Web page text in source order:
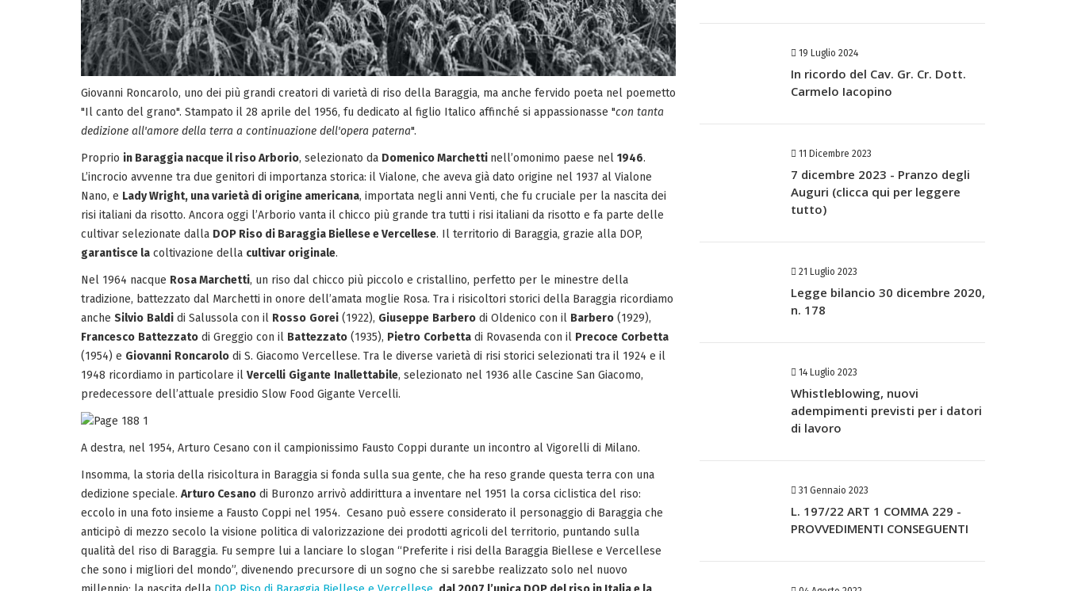
Giovanni Roncarolo, uno dei più grandi creatori di varietà di riso della Baraggia, ma anche fervido poeta nel poemetto
"Il canto del grano". Stampato il 28 aprile del 1956, fu dedicato al figlio Italico affinché si appassionasse "con tanta
dedizione all'amore della terra a continuazione dell'opera paterna".
Proprio in Baraggia nacque il riso Arborio, selezionato da Domenico Marchetti nell’omonimo paese nel 1946.
L’incrocio avvenne tra due genitori di importanza storica: il Vialone, che aveva già dato origine nel 1937 al Vialone
Nano, e Lady Wright, una varietà di origine americana, importata negli anni Venti, che fu cruciale per la nascita dei
risi italiani da risotto. Ancora oggi l’Arborio vanta il chicco più grande tra tutti i risi italiani da risotto e fa parte delle
cultivar selezionate dalla DOP Riso di Baraggia Biellese e Vercellese. Il territorio di Baraggia, grazie alla DOP,
garantisce la coltivazione della cultivar originale.
Nel 1964 nacque Rosa Marchetti, un riso dal chicco più piccolo e cristallino, perfetto per le minestre della
tradizione, battezzato dal Marchetti in onore dell’amata moglie Rosa. Tra i risicoltori storici della Baraggia ricordiamo
anche Silvio Baldi di Salussola con il Rosso Gorei (1922), Giuseppe Barbero di Oldenico con il Barbero (1929),
Francesco Battezzato di Greggio con il Battezzato (1935), Pietro Corbetta di Rovasenda con il Precoce Corbetta
(1954) e Giovanni Roncarolo di S. Giacomo Vercellese. Tra le diverse varietà di risi storici selezionati tra il 1924 e il
1948 ricordiamo in particolare il Vercelli Gigante Inallettabile, selezionato nel 1936 alle Cascine San Giacomo,
predecessore dell’attuale presidio Slow Food Gigante Vercelli.
A destra, nel 1954, Arturo Cesano con il campionissimo Fausto Coppi durante un incontro al Vigorelli di Milano.
Insomma, la storia della risicoltura in Baraggia si fonda sulla sua gente, che ha reso grande questa terra con una
dedizione speciale. Arturo Cesano di Buronzo arrivò addirittura a inventare nel 1951 la corsa ciclistica del riso:
eccolo in una foto insieme a Fausto Coppi nel 1954. Cesano può essere considerato il personaggio di Baraggia che
anticipò di mezzo secolo la visione politica di valorizzazione dei prodotti agricoli del territorio, puntando sulla
qualità del riso di Baraggia. Fu sempre lui a lanciare lo slogan “Preferite i risi della Baraggia Biellese e Vercellese
che sono i migliori del mondo”, divenendo precursore di un sogno che si sarebbe realizzato solo nel nuovo
19 Luglio 2024
In ricordo del Cav. Gr. Cr. Dott.
Carmelo Iacopino
11 Dicembre 2023
7 dicembre 2023 - Pranzo degli
Auguri (clicca qui per leggere
tutto)
21 Luglio 2023
Legge bilancio 30 dicembre 2020,
n. 178
14 Luglio 2023
Whistleblowing, nuovi
adempimenti previsti per i datori
di lavoro
31 Gennaio 2023
L. 197/22 ART 1 COMMA 229 -
PROVVEDIMENTI CONSEGUENTI